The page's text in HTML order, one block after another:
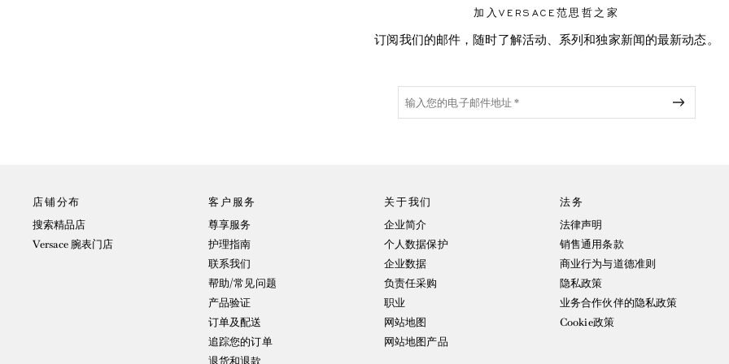
加入VERSACE范思哲之家
订阅我们的邮件，随时了解活动、系列和独家新闻的最新动态。
店铺分布
搜索精品店
Versace 腕表门店
客户服务
尊享服务
护理指南
联系我们
帮助/常见问题
产品验证
订单及配送
追踪您的订单
退货和退款
关于我们
企业简介
个人数据保护
企业数据
负责任采购
职业
网站地图
网站地图产品
法务
法律声明
销售通用条款
商业行为与道德准则
隐私政策
业务合作伙伴的隐私政策
Cookie政策